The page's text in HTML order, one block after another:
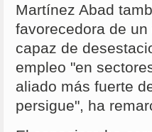
Martínez Abad
favorecedora de
capaz de
empleo "en
aliado más fuerte
persigue", ha